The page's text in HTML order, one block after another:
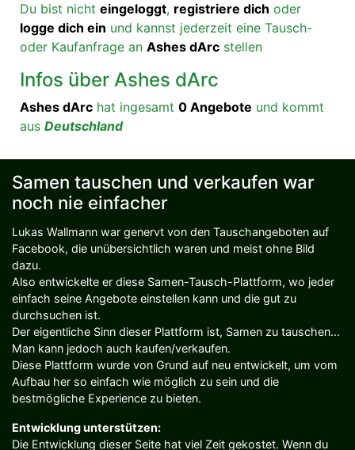
Du bist nicht eingeloggt, registriere dich oder
logge dich ein und kannst jederzeit eine Tausch-
oder Kaufanfrage an Ashes dArc stellen
Infos über Ashes dArc
Ashes dArc hat ingesamt 0 Angebote und kommt
aus Deutschland
Samen tauschen und verkaufen war
noch nie einfacher
Lukas Wallmann war genervt von den Tauschangeboten auf
Facebook, die unübersichtlich waren und meist ohne Bild
dazu.
Also entwickelte er diese Samen-Tausch-Plattform, wo jeder
einfach seine Angebote einstellen kann und die gut zu
durchsuchen ist.
Der eigentliche Sinn dieser Plattform ist, Samen zu tauschen...
Man kann jedoch auch kaufen/verkaufen.
Diese Plattform wurde von Grund auf neu entwickelt, um vom
Aufbau her so einfach wie möglich zu sein und die
bestmögliche Experience zu bieten.
Entwicklung unterstützen:
Die Entwicklung dieser Seite hat viel Zeit gekostet. Wenn du